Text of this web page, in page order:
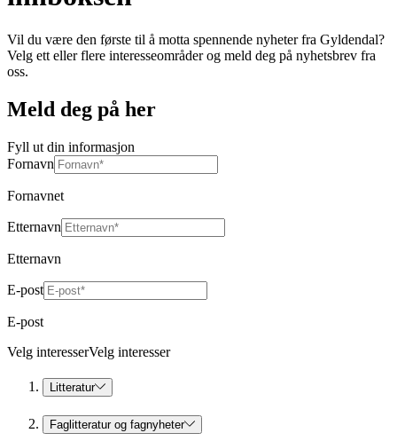
Vil du være den første til å motta spennende nyheter fra Gyldendal?
Velg ett eller flere interesseområder og meld deg på nyhetsbrev fra
oss.
Meld deg på her
Fyll ut din informasjon
Fornavn
Fornavnet
Etternavn
Etternavn
E-post
E-post
Velg interesserVelg interesser
Litteratur
Faglitteratur og fagnyheter